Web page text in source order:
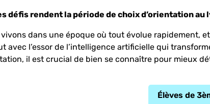
défis rendent la période de choix d’orientation
vivons dans une époque où tout évolue rapidement,
avec l’essor de l’intelligence artificielle qui
il est crucial de bien se connaître pour mieux
Élèves de